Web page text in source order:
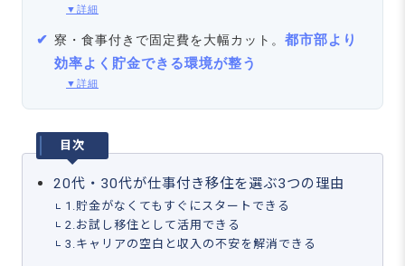
▼詳細
寮・食事付きで固定費を大幅カット。 都市部より
効率よく貯金できる環境が整う
▼詳細
目次
20代・30代が仕事付き移住を選ぶ3つの理由
1.貯金がなくてもすぐにスタートできる
2.お試し移住として活用できる
3.キャリアの空白と収入の不安を解消できる